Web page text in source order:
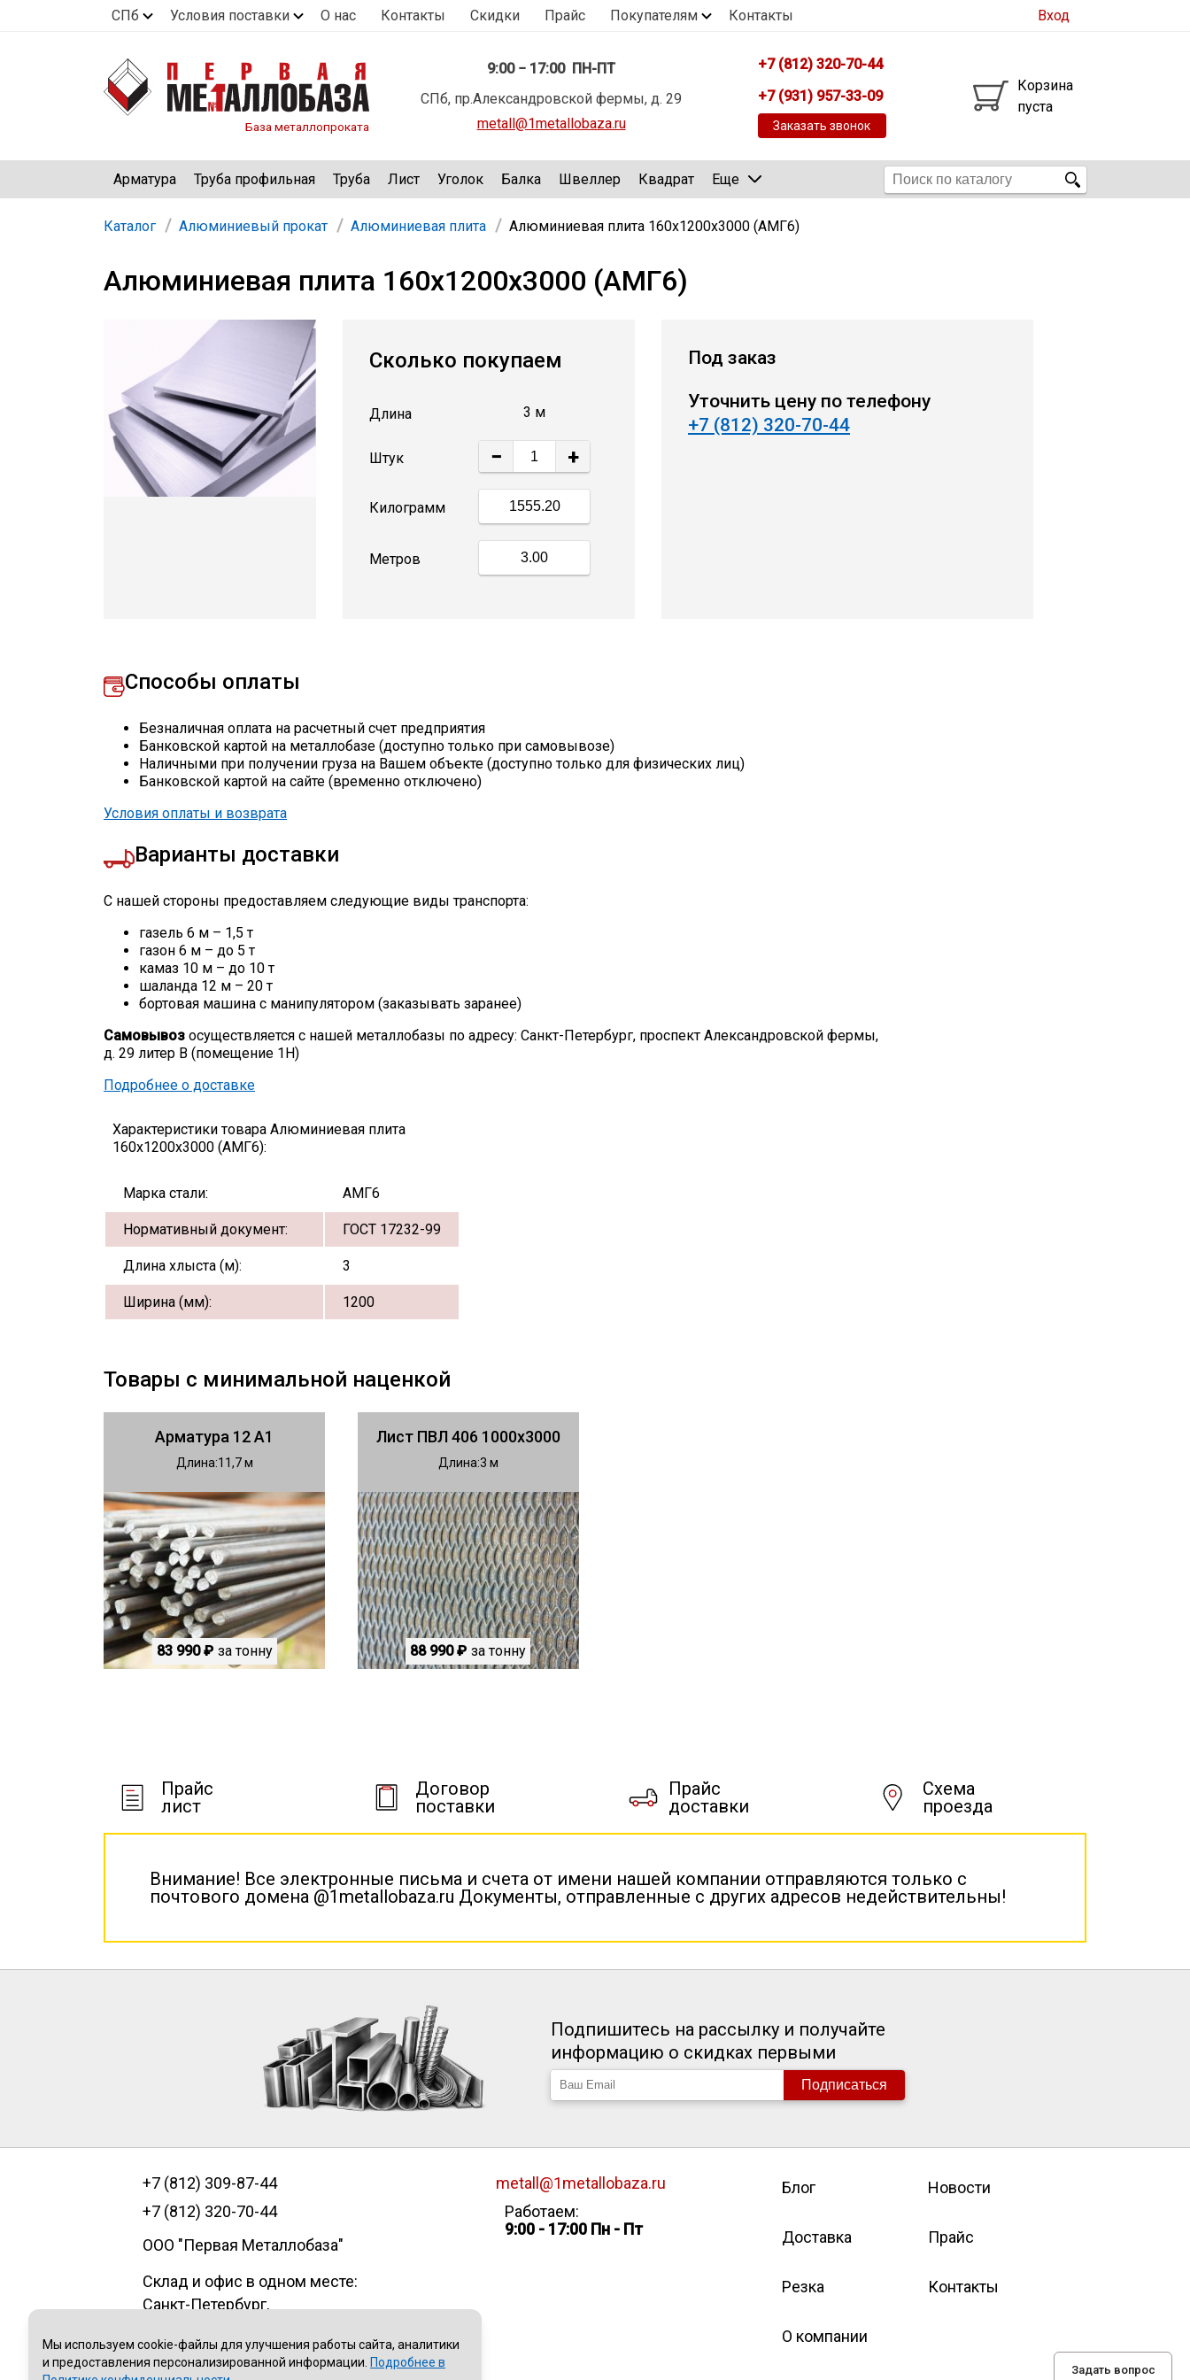
СПб Условия поставки О нас Контакты Скидки Прайс Покупателям Контакты Вход
База металлопроката
9:00 − 17:00 ПН-ПТ
СПб, пр.Александровской фермы, д. 29
metall@1metallobaza.ru
+7 (812) 320-70-44
+7 (931) 957-33-09
Заказать звонок
Корзина
пуста
Арматура Труба профильная Труба Лист Уголок Балка Швеллер Квадрат Еще
Каталог Алюминиевый прокат Алюминиевая плита Алюминиевая плита 160х1200х3000 (АМГ6)
Алюминиевая плита 160х1200х3000 (АМГ6)
Сколько покупаем
Длина 3 м
Штук − +
Килограмм
Метров
Под заказ
Уточнить цену по телефону
+7 (812) 320-70-44
Способы оплаты
Безналичная оплата на расчетный счет предприятия
Банковской картой на металлобазе (доступно только при самовывозе)
Наличными при получении груза на Вашем объекте (доступно только для физических лиц)
Банковской картой на сайте (временно отключено)
Условия оплаты и возврата
Варианты доставки
С нашей стороны предоставляем следующие виды транспорта:
газель 6 м – 1,5 т
газон 6 м – до 5 т
камаз 10 м – до 10 т
шаланда 12 м – 20 т
бортовая машина с манипулятором (заказывать заранее)
Самовывоз осуществляется с нашей металлобазы по адресу: Санкт-Петербург, проспект Александровской фермы,
д. 29 литер В (помещение 1Н)
Подробнее о доставке
Характеристики товара Алюминиевая плита
160х1200х3000 (АМГ6):
Марка стали: АМГ6
Нормативный документ: ГОСТ 17232-99
Длина хлыста (м): 3
Ширина (мм): 1200
Товары с минимальной наценкой
Арматура 12 А1
Длина 11,7
83 990 ₽ за тонну
Лист ПВЛ 406 1000х3000
Длина 3
88 990 ₽ за тонну
Прайс
лист
Договор
поставки
Прайс
доставки
Схема
проезда
Внимание! Все электронные письма и счета от имени нашей компании отправляются только с
почтового домена @1metallobaza.ru Документы, отправленные с других адресов недействительны!
Задать вопрос
Подпишитесь на рассылку и получайте
информацию о скидках первыми
Подписаться
+7 (812) 309-87-44
+7 (812) 320-70-44
ООО "Первая Металлобаза"
Склад и офис в одном месте:
Санкт-Петербург,
литер В, помещение 1Н
metall@1metallobaza.ru
Работаем:
9:00 - 17:00 Пн - Пт
Блог Новости
Доставка Прайс
Резка Контакты
О компании
Мы используем cookie-файлы для улучшения работы сайта, аналитики
и предоставления персонализированной информации. Подробнее в